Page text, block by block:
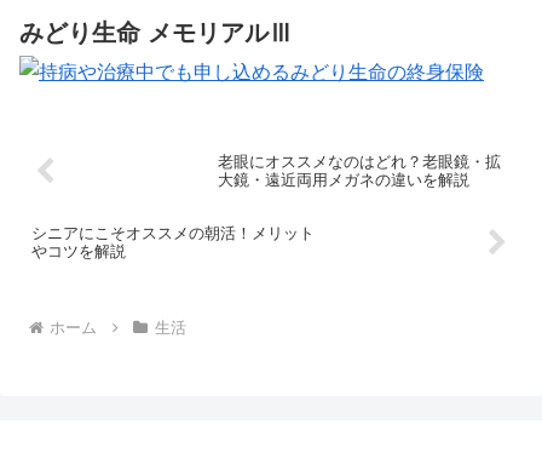
みどり生命 メモリアルⅢ
老眼にオススメなのはどれ？老眼鏡・拡
大鏡・遠近両用メガネの違いを解説
シニアにこそオススメの朝活！メリット
やコツを解説
ホーム 生活